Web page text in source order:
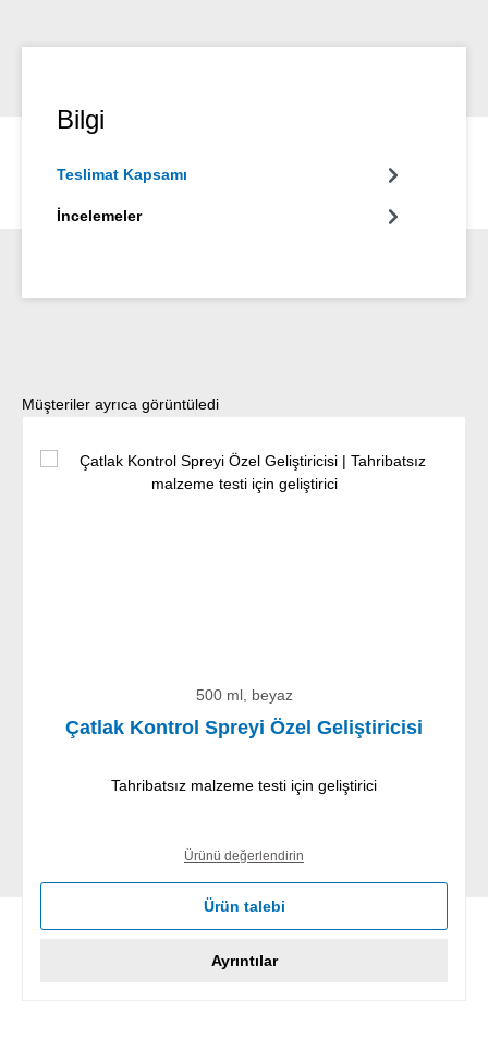
Bilgi
Teslimat Kapsamı
İncelemeler
Ürün galerisini atla
Müşteriler ayrıca görüntüledi
500 ml, beyaz
Çatlak Kontrol Spreyi Özel Geliştiricisi
Tahribatsız malzeme testi için geliştirici
Ürünü değerlendirin
Ürün talebi
Ayrıntılar